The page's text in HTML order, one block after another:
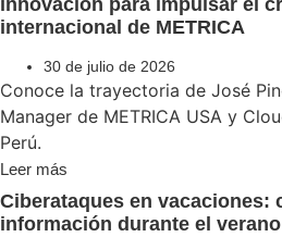
innovación para impulsar el
internacional de METRICA
30 de julio de 2026
Conoce la trayectoria de José
Manager de METRICA USA y
Perú.
Leer más
Ciberataques en vacaciones:
información durante el verano